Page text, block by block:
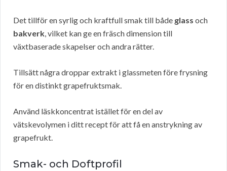
Det tillför en syrlig och kraftfull smak till både glass och
bakverk, vilket kan ge en fräsch dimension till
växtbaserade skapelser och andra rätter.
Tillsätt några droppar extrakt i glassmeten före frysning
för en distinkt grapefruktsmak.
Använd läskkoncentrat istället för en del av
vätskevolymen i ditt recept för att få en anstrykning av
grapefrukt.
Smak- och Doftprofil